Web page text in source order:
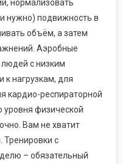
нормализовать
нужно) подвижность в
объём, а затем
Аэробные
с низким
к нагрузкам, для
кардио-респираторной
уровня физической
Вам не хватит
Тренировки с
– обязательный